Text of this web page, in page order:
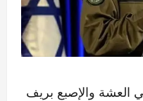
العشة والإصبع بريف